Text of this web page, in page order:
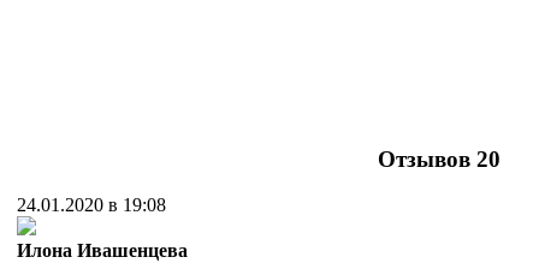
Отзывов 20
24.01.2020 в 19:08
Илона Ивашенцева